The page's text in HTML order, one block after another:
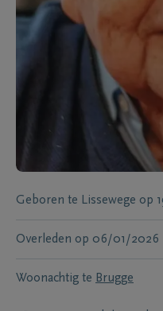
Geboren te Lissewege op
Overleden op 06/01/2026
Woonachtig te Brugge